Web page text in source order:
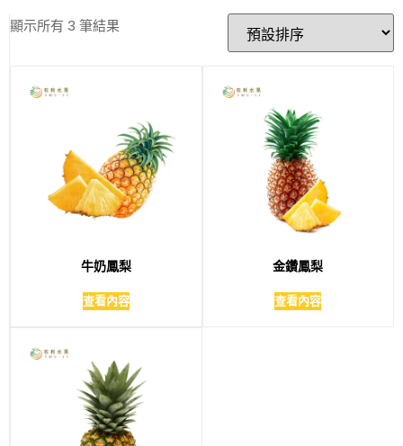
顯示所有 3 筆結果
牛奶鳳梨
查看內容
金鑽鳳梨
查看內容